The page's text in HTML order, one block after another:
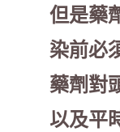
但是藥
染前必
藥劑對
以及平